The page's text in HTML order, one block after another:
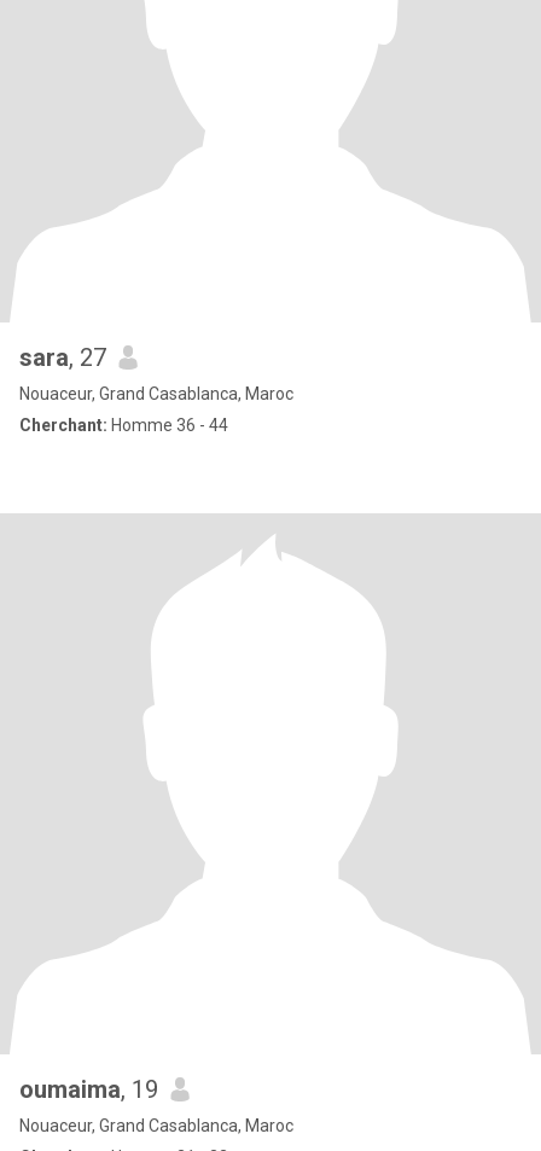
sara, 27
Nouaceur, Grand Casablanca, Maroc
Cherchant: Homme 36 - 44
oumaima, 19
Nouaceur, Grand Casablanca, Maroc